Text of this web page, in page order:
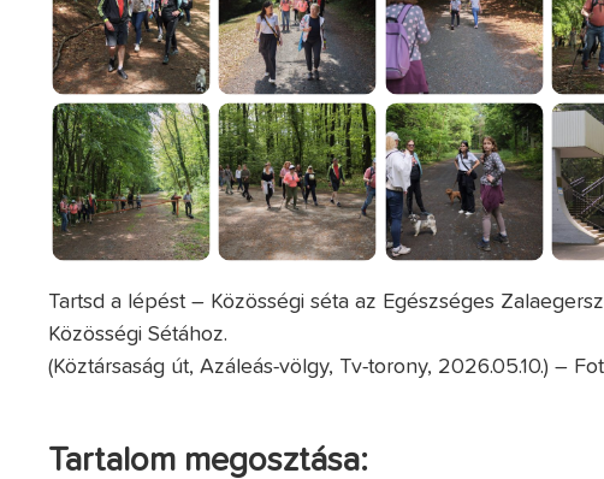
Tartsd a lépést – Közösségi séta az Egészséges
Közösségi Sétához.
(Köztársaság út, Azáleás-völgy, Tv-torony, 2026.05.10.) –
Tartalom megosztása: